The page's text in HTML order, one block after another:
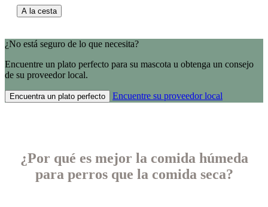
A la cesta
¿No está seguro de lo que necesita?
Encuentre un plato perfecto para su mascota u obtenga un consejo
de su proveedor local.
Encuentra un plato perfecto Encuentre su proveedor local
¿Por qué es mejor la comida húmeda
para perros que la comida seca?